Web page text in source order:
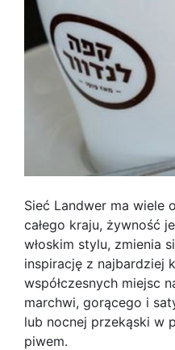
Sieć Landwer ma wiele
całego kraju, żywność
włoskim stylu, zmienia
inspirację z najbardziej
współczesnych miejsc
marchwi, gorącego i
lub nocnej przekąski w
piwem.